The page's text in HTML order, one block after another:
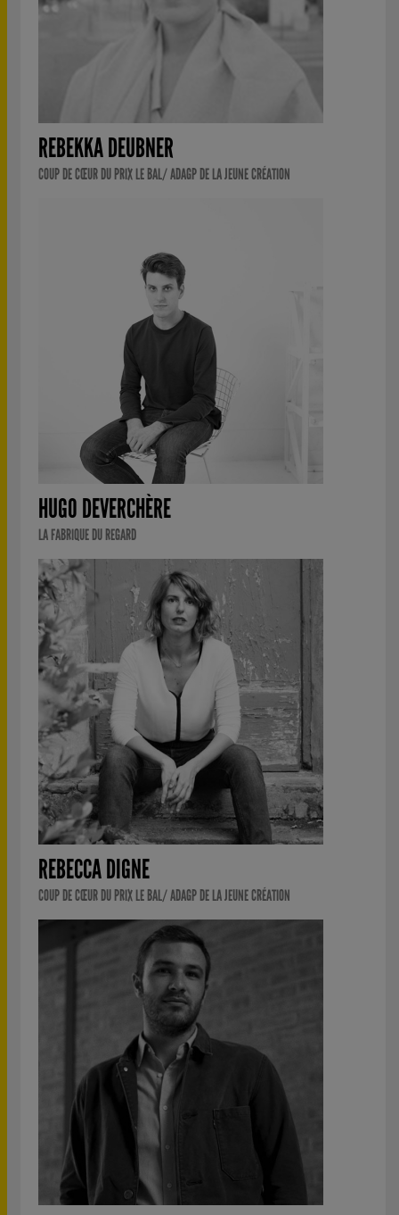
REBEKKA DEUBNER
COUP DE CŒUR DU PRIX LE BAL/ ADAGP DE LA JEUNE CRÉATION
HUGO DEVERCHÈRE
LA FABRIQUE DU REGARD
REBECCA DIGNE
COUP DE CŒUR DU PRIX LE BAL/ ADAGP DE LA JEUNE CRÉATION